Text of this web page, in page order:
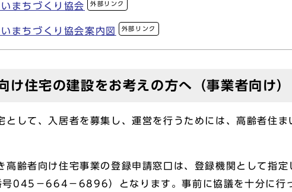
まちづくり協会 外部リンク
まちづくり協会案内図 外部リンク
け住宅の建設をお考えの方へ（事業者向け）
して、入居者を募集し、運営を行うためには、高齢者住ま
齢者向け住宅事業の登録申請窓口は、登録機関として指定
号045－664－6896）となります。事前に協議を十分に行